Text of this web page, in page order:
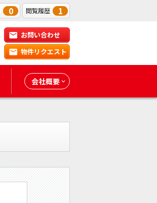
0 閲覧履歴 1
お問い合わせ
物件リクエスト
会社概要